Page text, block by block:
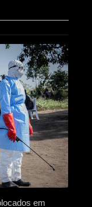
em